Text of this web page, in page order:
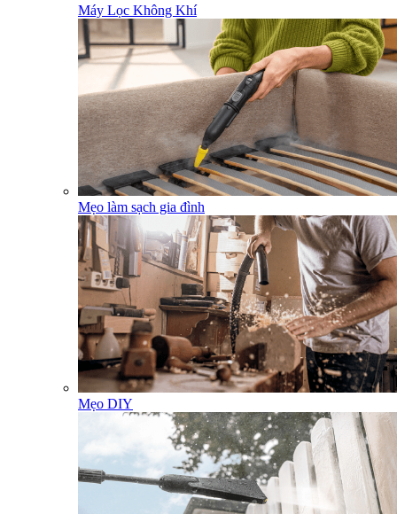
Máy Lọc Không Khí
Mẹo làm sạch gia đình
Mẹo DIY